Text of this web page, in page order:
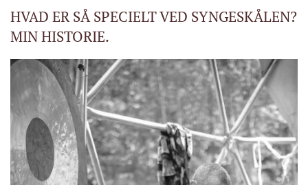
HVAD ER SÅ SPECIELT VED SYNGESKÅLEN?
MIN HISTORIE.